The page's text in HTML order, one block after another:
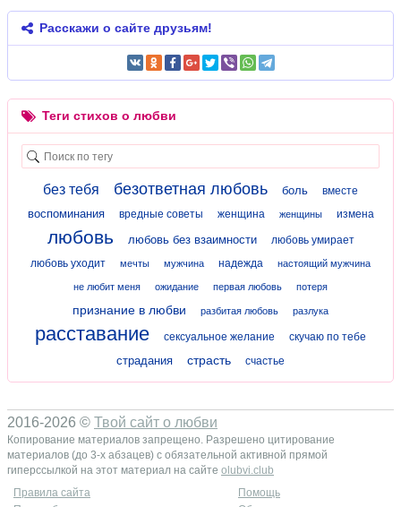
Расскажи о сайте друзьям!
Теги стихов о любви
без тебя безответная любовь боль вместе
воспоминания вредные советы женщина женщины измена
любовь любовь без взаимности
любовь умирает
любовь уходит
мечты мужчина надежда настоящий мужчина
не любит меня ожидание первая любовь потеря
признание в любви разбитая любовь разлука
расставание сексуальное желание скучаю по тебе
страдания страсть счастье
2016-2026 © Твой сайт о любви
Копирование материалов запрещено. Разрешено цитирование
материалов (до 3-х абзацев) с обязательной активной прямой
гиперссылкой на этот материал на сайте olubvi.club
Правила сайта
Помощь